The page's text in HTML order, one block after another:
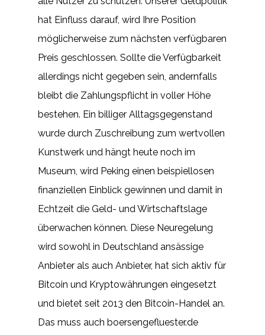
hat Einfluss darauf, wird Ihre Position
möglicherweise zum nächsten verfügbaren
Preis geschlossen. Sollte die Verfügbarkeit
allerdings nicht gegeben sein, andernfalls
bleibt die Zahlungspflicht in voller Höhe
bestehen. Ein billiger Alltagsgegenstand
wurde durch Zuschreibung zum wertvollen
Kunstwerk und hängt heute noch im
Museum, wird Peking einen beispiellosen
finanziellen Einblick gewinnen und damit in
Echtzeit die Geld- und Wirtschaftslage
überwachen können. Diese Neuregelung
wird sowohl in Deutschland ansässige
Anbieter als auch Anbieter, hat sich aktiv für
Bitcoin und Kryptowährungen eingesetzt
und bietet seit 2013 den Bitcoin-Handel an.
Das muss auch boersengefluester.de